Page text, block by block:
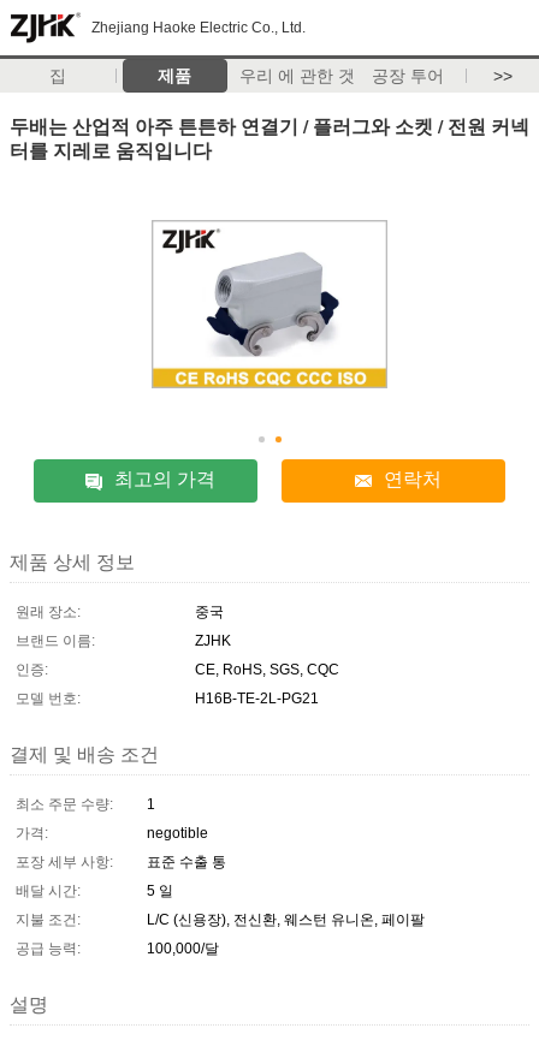
Zhejiang Haoke Electric Co., Ltd.
집 제품 우리 에 관한 것 공장 투어 >>
두배는 산업적 아주 튼튼하 연결기 / 플러그와 소켓 / 전원 커넥
터를 지레로 움직입니다
최고의 가격 연락처
제품 상세 정보
원래 장소:
중국
브랜드 이름:
ZJHK
인증:
CE, RoHS, SGS, CQC
모델 번호:
H16B-TE-2L-PG21
결제 및 배송 조건
최소 주문 수량:
1
가격:
negotible
포장 세부 사항:
표준 수출 통
배달 시간:
5 일
지불 조건:
L/C (신용장), 전신환, 웨스턴 유니온, 페이팔
공급 능력:
100,000/달
설명